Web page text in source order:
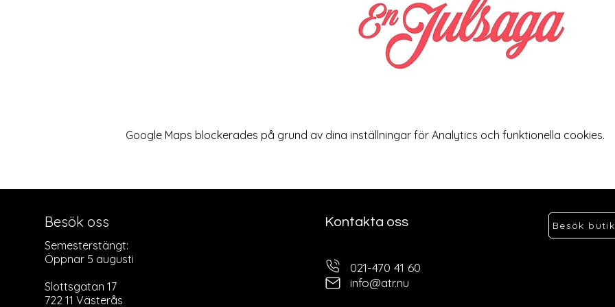
Google Maps blockerades på grund av dina inställningar för Analytics och funktionella cookies.
Besök oss
Semesterstängt:
Öppnar 5 augusti
Slottsgatan 17
722 11 Västerås
Kontakta oss Besök
021-470 41 60
info@atr.nu